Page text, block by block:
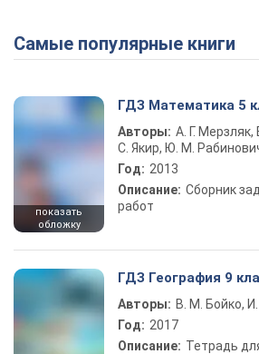
Самые популярные книги
показать
обложку
ГДЗ Математика 5
Авторы: А. Г. Мерзляк,
С. Якир, Ю. М.
Год: 2013
Описание: Сборник
работ
ГДЗ География 9
Авторы: В. М. Бойко,
Год: 2017
Описание: Тетрадь